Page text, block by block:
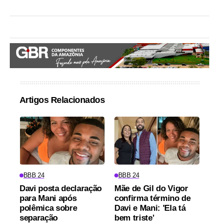
Artigos Relacionados
BBB 24
Davi posta declaração
para Mani após
polêmica sobre
separação
BBB 24
Mãe de Gil do Vigor
confirma término de
Davi e Mani: 'Ela tá
bem triste'